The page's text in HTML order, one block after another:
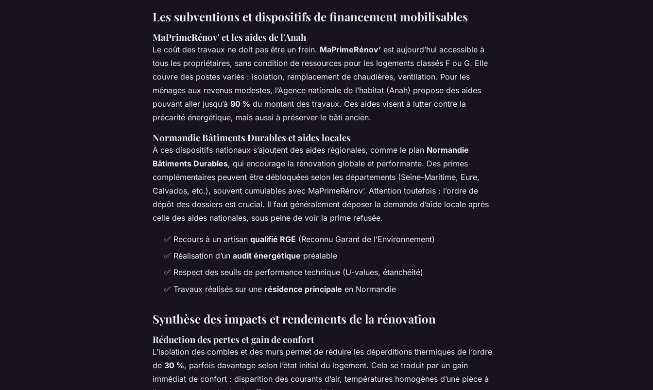
Les subventions et dispositifs de financement mobilisables
MaPrimeRénov' et les aides de l'Anah
Le coût des travaux ne doit pas être un frein. MaPrimeRénov’ est aujourd’hui accessible à
tous les propriétaires, sans condition de ressources pour les logements classés F ou G. Elle
couvre des postes variés : isolation, remplacement de chaudières, ventilation. Pour les
ménages aux revenus modestes, l’Agence nationale de l’habitat (Anah) propose des aides
pouvant aller jusqu’à 90 % du montant des travaux. Ces aides visent à lutter contre la
précarité énergétique, mais aussi à préserver le bâti ancien.
Normandie Bâtiments Durables et aides locales
À ces dispositifs nationaux s’ajoutent des aides régionales, comme le plan Normandie
Bâtiments Durables, qui encourage la rénovation globale et performante. Des primes
complémentaires peuvent être débloquées selon les départements (Seine-Maritime, Eure,
Calvados, etc.), souvent cumulables avec MaPrimeRénov’. Attention toutefois : l’ordre de
dépôt des dossiers est crucial. Il faut généralement déposer la demande d’aide locale après
celle des aides nationales, sous peine de voir la prime refusée.
✅ Recours à un artisan qualifié RGE (Reconnu Garant de l’Environnement)
✅ Réalisation d’un audit énergétique préalable
✅ Respect des seuils de performance technique (U-values, étanchéité)
✅ Travaux réalisés sur une résidence principale en Normandie
Synthèse des impacts et rendements de la rénovation
Réduction des pertes et gain de confort
L’isolation des combles et des murs permet de réduire les déperditions thermiques de l’ordre
de 30 %, parfois davantage selon l’état initial du logement. Cela se traduit par un gain
immédiat de confort : disparition des courants d’air, températures homogènes d’une pièce à